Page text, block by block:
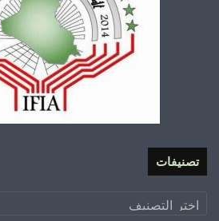
تصنيفات
تصنيفات